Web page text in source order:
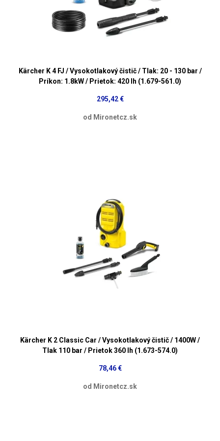
Kärcher K 4 FJ / Vysokotlakový čistič / Tlak: 20 - 130 bar /
Príkon: 1.8kW / Prietok: 420 lh (1.679-561.0)
295,42 €
od Mironetcz.sk
Kärcher K 2 Classic Car / Vysokotlakový čistič / 1400W /
Tlak 110 bar / Prietok 360 lh (1.673-574.0)
78,46 €
od Mironetcz.sk